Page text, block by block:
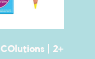
| 2+